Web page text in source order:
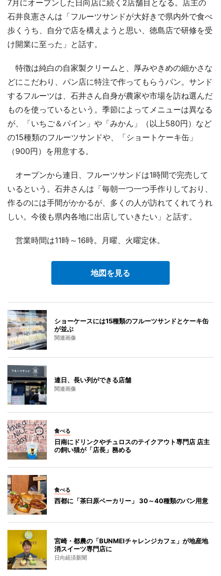
7月にオープンした日向店に続く2店舗目となる。店主の
石井良憲さんは「フルーツサンドが大好きで県内外で食べ
歩くうち、自分で店を構えようと思い、徳島店で研修を受
け開業に至った」と話す。
特徴は純白の自家製クリームと、厚みやきめの細かさな
どにこだわり、パン店に特注で作ってもらうパン。サンド
するフルーツは、石井さん自身が農家や市場を訪ね選んだ
ものを使っているという。季節によってメニューは異なる
が、「いちご＆パイン」や「みかん」（以上580円）など
の15種類のフルーツサンドや、「ショートケーキ缶」
（900円）を用意する。
オープンから連日、フルーツサンドは1時間で完売して
いるという。石井さんは「毎朝一つ一つ手作りしており、
作るのには手間がかかるが、多くの人が訪れてくれてうれ
しい。今後も県内各地に出店していきたい」と話す。
営業時間は11時～16時。月曜、火曜定休。
地図を見る
ショーケースには15種類のフルーツサンドとケーキ缶
が並ぶ
関連画像
連日、長い列ができる店舗
関連画像
食べる
日南にドリンクやチュロスのテイクアウト専門店 店主
の飼い猫が「店長」務める
食べる
西都に「茶臼原ベーカリー」 30～40種類のパン用意
宮崎・都農の「BUNMEIチャレンジカフェ」が地産地
消スイーツ専門店に
日向経済新聞